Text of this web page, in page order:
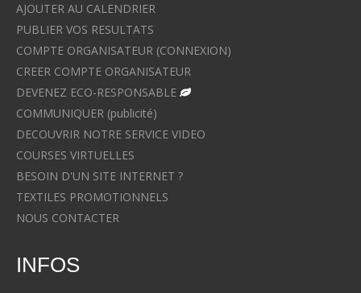
AJOUTER AU CALENDRIER
PUBLIER VOS RESULTATS
COMPTE ORGANISATEUR (CONNEXION)
CREER COMPTE ORGANISATEUR
DEVENEZ ECO-RESPONSABLE
COMMUNIQUER (publicité)
DECOUVRIR NOTRE SERVICE VIDEO
COURSES VIRTUELLES
BESOIN D'UN SITE INTERNET ?
TEXTILES PROMOTIONNELS
NOUS CONTACTER
INFOS